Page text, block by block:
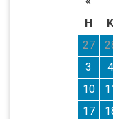
H
K
27
3
4
10
17